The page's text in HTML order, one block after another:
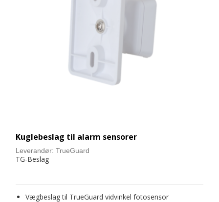
Kuglebeslag til alarm sensorer
Leverandør: TrueGuard
TG-Beslag
Vægbeslag til TrueGuard vidvinkel fotosensor